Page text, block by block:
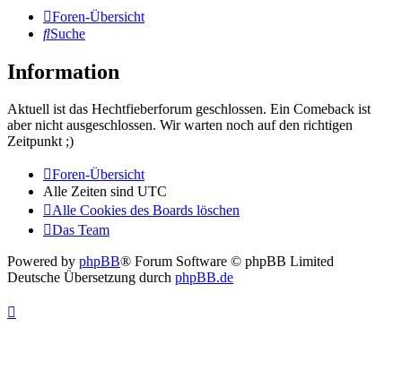
Foren-Übersicht
Suche
Information
Aktuell ist das Hechtfieberforum geschlossen. Ein Comeback ist
aber nicht ausgeschlossen. Wir warten noch auf den richtigen
Zeitpunkt ;)
Foren-Übersicht
Alle Zeiten sind UTC
Alle Cookies des Boards löschen
Das Team
Powered by phpBB® Forum Software © phpBB Limited
Deutsche Übersetzung durch phpBB.de